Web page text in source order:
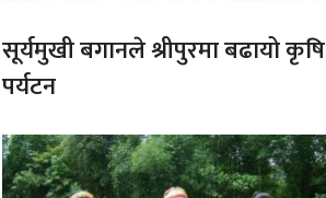
सूर्यमुखी बगानले श्रीपुरमा बढायो कृषि
पर्यटन